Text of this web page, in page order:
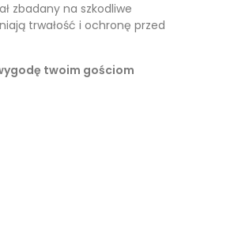
zbadany na szkodliwe
trwałość i ochronę przed
twoim gościom